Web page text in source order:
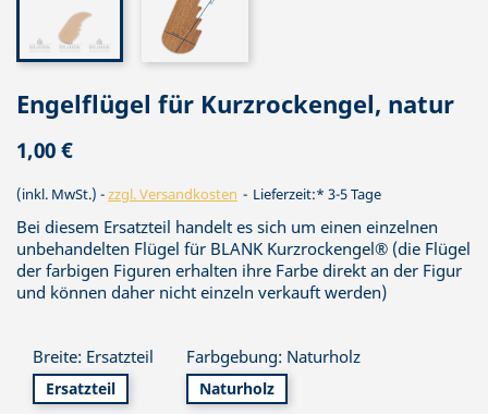
Engelflügel für Kurzrockengel, natur
1,00 €
(inkl. MwSt.) zzgl. Versandkosten Lieferzeit:* 3-5 Tage
Bei diesem Ersatzteil handelt es sich um einen einzelnen
unbehandelten Flügel für BLANK Kurzrockengel® (die Flügel
der farbigen Figuren erhalten ihre Farbe direkt an der Figur
und können daher nicht einzeln verkauft werden)
Breite: Ersatzteil
Ersatzteil
Farbgebung: Naturholz
Naturholz